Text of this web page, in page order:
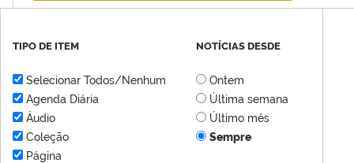
TIPO DE ITEM
Selecionar Todos/Nenhum
Agenda Diária
Áudio
Coleção
Página
NOTÍCIAS DESDE
Ontem
Última semana
Último mês
Sempre